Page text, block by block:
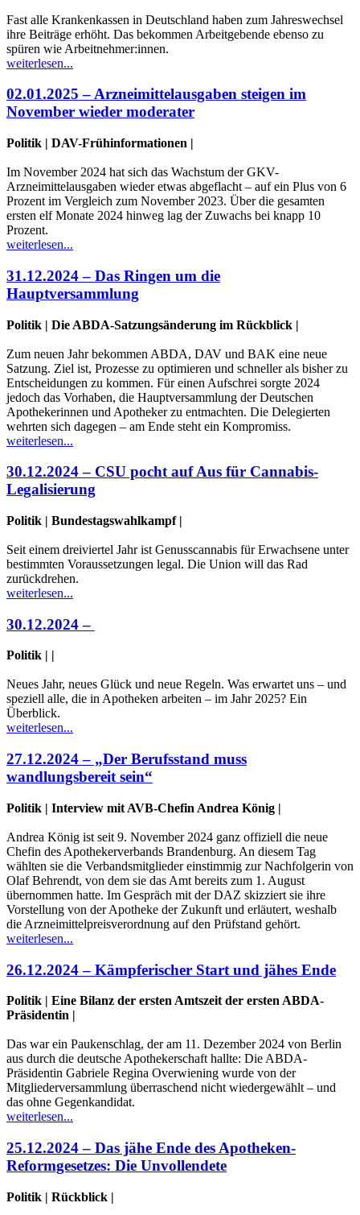
Fast alle Krankenkassen in Deutschland haben zum Jahreswechsel
ihre Beiträge erhöht. Das bekommen Arbeitgebende ebenso zu
spüren wie Arbeitnehmer:innen.
weiterlesen...
02.01.2025 – Arzneimittelausgaben steigen im
November wieder moderater
Politik | DAV-Frühinformationen |
Im November 2024 hat sich das Wachstum der GKV-
Arzneimittelausgaben wieder etwas abgeflacht – auf ein Plus von 6
Prozent im Vergleich zum November 2023. Über die gesamten
ersten elf Monate 2024 hinweg lag der Zuwachs bei knapp 10
Prozent.
weiterlesen...
31.12.2024 – Das Ringen um die
Hauptversammlung
Politik | Die ABDA-Satzungsänderung im Rückblick |
Zum neuen Jahr bekommen ABDA, DAV und BAK eine neue
Satzung. Ziel ist, Prozesse zu optimieren und schneller als bisher zu
Entscheidungen zu kommen. Für einen Aufschrei sorgte 2024
jedoch das Vorhaben, die Hauptversammlung der Deutschen
Apothekerinnen und Apotheker zu entmachten. Die Delegierten
wehrten sich dagegen – am Ende steht ein Kompromiss.
weiterlesen...
30.12.2024 – CSU pocht auf Aus für Cannabis-
Legalisierung
Politik | Bundestagswahlkampf |
Seit einem dreiviertel Jahr ist Genusscannabis für Erwachsene unter
bestimmten Voraussetzungen legal. Die Union will das Rad
zurückdrehen.
weiterlesen...
30.12.2024 –
Politik | |
Neues Jahr, neues Glück und neue Regeln. Was erwartet uns – und
speziell alle, die in Apotheken arbeiten – im Jahr 2025? Ein
Überblick.
weiterlesen...
27.12.2024 – „Der Berufsstand muss
wandlungsbereit sein“
Politik | Interview mit AVB-Chefin Andrea König |
Andrea König ist seit 9. November 2024 ganz offiziell die neue
Chefin des Apothekerverbands Brandenburg. An diesem Tag
wählten sie die Verbandsmitglieder einstimmig zur Nachfolgerin von
Olaf Behrendt, von dem sie das Amt bereits zum 1. August
übernommen hatte. Im Gespräch mit der DAZ skizziert sie ihre
Vorstellung von der Apotheke der Zukunft und erläutert, weshalb
die Arzneimittelpreisverordnung auf den Prüfstand gehört.
weiterlesen...
26.12.2024 – Kämpferischer Start und jähes Ende
Politik | Eine Bilanz der ersten Amtszeit der ersten ABDA-
Präsidentin |
Das war ein Paukenschlag, der am 11. Dezember 2024 von Berlin
aus durch die deutsche Apothekerschaft hallte: Die ABDA-
Präsidentin Gabriele Regina Overwiening wurde von der
Mitgliederversammlung überraschend nicht wiedergewählt – und
das ohne Gegenkandidat.
weiterlesen...
25.12.2024 – Das jähe Ende des Apotheken-
Reformgesetzes: Die Unvollendete
Politik | Rückblick |